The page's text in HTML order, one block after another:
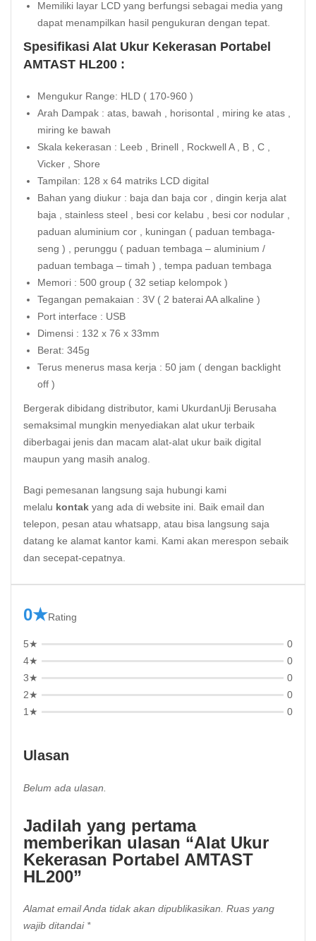
Memiliki layar LCD yang berfungsi sebagai media yang
dapat menampilkan hasil pengukuran dengan tepat.
Spesifikasi Alat Ukur Kekerasan Portabel
AMTAST HL200 :
Mengukur Range: HLD ( 170-960 )
Arah Dampak : atas, bawah , horisontal , miring ke atas ,
miring ke bawah
Skala kekerasan : Leeb , Brinell , Rockwell A , B , C ,
Vicker , Shore
Tampilan: 128 x 64 matriks LCD digital
Bahan yang diukur : baja dan baja cor , dingin kerja alat
baja , stainless steel , besi cor kelabu , besi cor nodular ,
paduan aluminium cor , kuningan ( paduan tembaga-
seng ) , perunggu ( paduan tembaga – aluminium /
paduan tembaga – timah ) , tempa paduan tembaga
Memori : 500 group ( 32 setiap kelompok )
Tegangan pemakaian : 3V ( 2 baterai AA alkaline )
Port interface : USB
Dimensi : 132 x 76 x 33mm
Berat: 345g
Terus menerus masa kerja : 50 jam ( dengan backlight
off )
Bergerak dibidang distributor, kami UkurdanUji Berusaha
semaksimal mungkin menyediakan alat ukur terbaik
diberbagai jenis dan macam alat-alat ukur baik digital
maupun yang masih analog.
Bagi pemesanan langsung saja hubungi kami
melalu kontak yang ada di website ini. Baik email dan
telepon, pesan atau whatsapp, atau bisa langsung saja
datang ke alamat kantor kami. Kami akan merespon sebaik
dan secepat-cepatnya.
0★Rating
5★
0
4★
0
3★
0
2★
0
1★
0
Ulasan
Belum ada ulasan.
Jadilah yang pertama
memberikan ulasan “Alat Ukur
Kekerasan Portabel AMTAST
HL200”
Alamat email Anda tidak akan dipublikasikan. Ruas yang
wajib ditandai *